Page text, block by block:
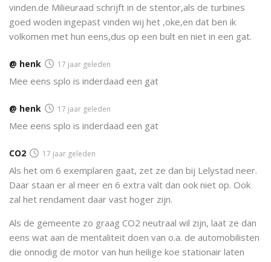
vinden.de Milieuraad schrijft in de stentor,als de turbines
goed woden ingepast vinden wij het ,oke,en dat ben ik
volkomen met hun eens,dus op een bult en niet in een gat.
@ henk 17 jaar geleden
Mee eens splo is inderdaad een gat
@ henk 17 jaar geleden
Mee eens splo is inderdaad een gat
CO2 17 jaar geleden
Als het om 6 exemplaren gaat, zet ze dan bij Lelystad neer.
Daar staan er al meer en 6 extra valt dan ook niet op. Ook
zal het rendament daar vast hoger zijn.
Als de gemeente zo graag CO2 neutraal wil zijn, laat ze dan
eens wat aan de mentaliteit doen van o.a. de automobilisten
die onnodig de motor van hun heilige koe stationair laten